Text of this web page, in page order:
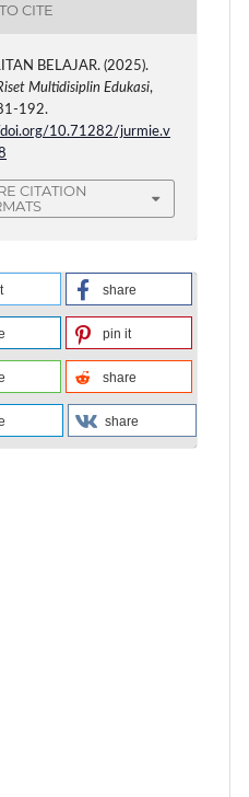
CITE
BELAJAR. (2025).
Multidisiplin Edukasi,
192.
doi.org/10.71282/jurmie.v
CITATION
share
pin it
share
share